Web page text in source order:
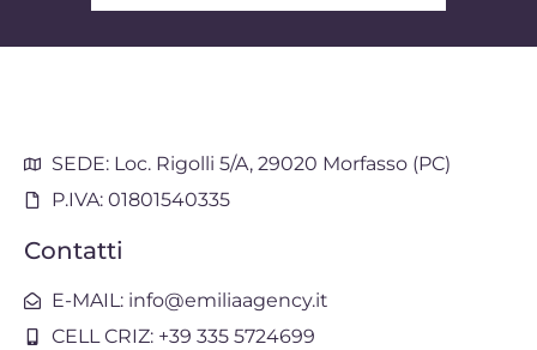
SEDE: Loc. Rigolli 5/A, 29020 Morfasso (PC)
P.IVA: 01801540335
Contatti
E-MAIL: info@emiliaagency.it
CELL CRIZ: +39 335 5724699